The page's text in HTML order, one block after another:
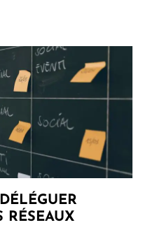
RÉSEAUX